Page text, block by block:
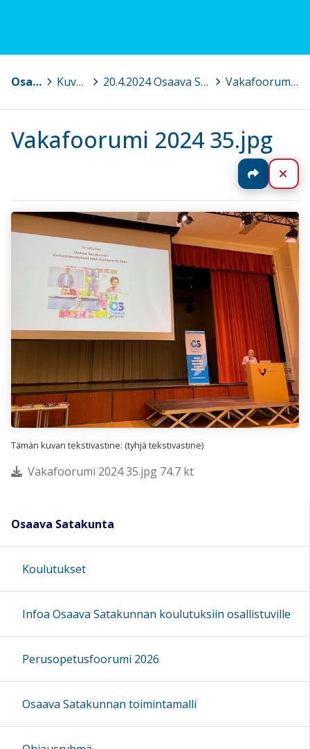
Osaava Satakunta > Kuvagalleria > 20.4.2024 Osaava Satakunnan Varhaiskasvatuksen koulutusfoorumi, Pori > Vakafoorumi 2024 35.jpg
Vakafoorumi 2024 35.jpg
Jaa
Tämän kuvan tekstivastine: (tyhjä tekstivastine)
Vakafoorumi 2024 35.jpg 74.7 kt
Osaava Satakunta
Koulutukset
Infoa Osaava Satakunnan koulutuksiin osallistuville
Perusopetusfoorumi 2026
Osaava Satakunnan toimintamalli